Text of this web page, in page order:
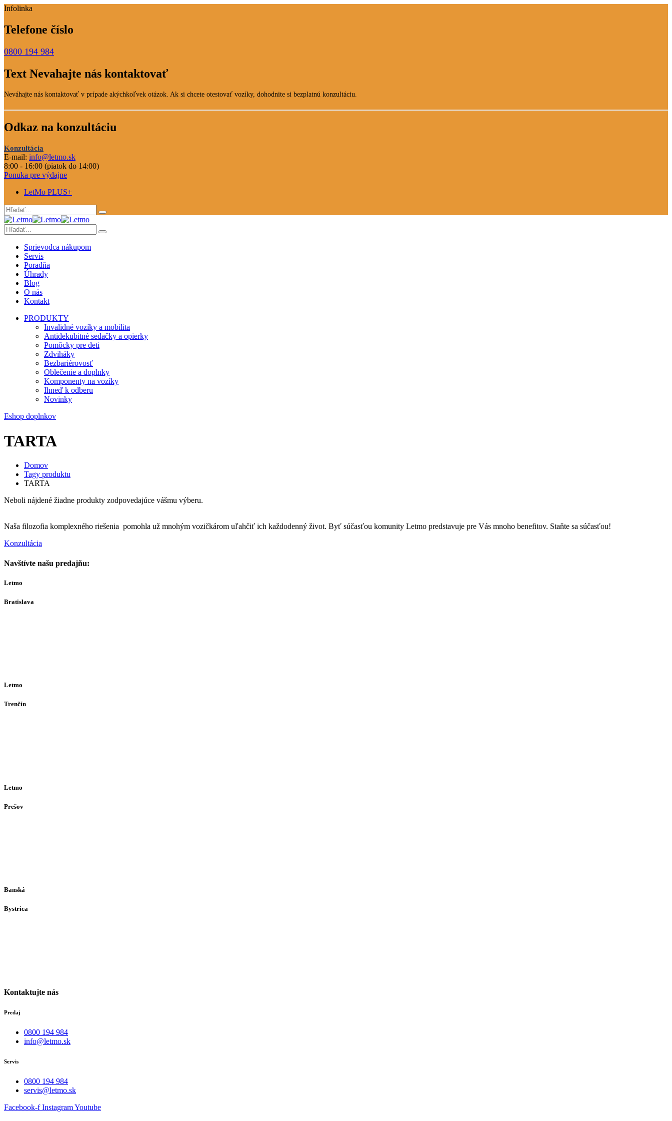
Infolinka
Telefone číslo
0800 194 984
Text Nevahajte nás kontaktovať
Neváhajte nás kontaktovať v prípade akýchkoľvek otázok. Ak si chcete otestovať vozíky, dohodnite si bezplatnú konzultáciu.
Odkaz na konzultáciu
Konzultácia
E-mail: info@letmo.sk
8:00 - 16:00 (piatok do 14:00)
Ponuka pre výdajne
LetMo PLUS+
Sprievodca nákupom
Servis
Poradňa
Úhrady
Blog
O nás
Kontakt
PRODUKTY
Invalidné vozíky a mobilita
Antidekubitné sedačky a opierky
Pomôcky pre deti
Zdviháky
Bezbariérovosť
Oblečenie a doplnky
Komponenty na vozíky
Ihneď k odberu
Novinky
Eshop doplnkov
TARTA
Domov
Tagy produktu
TARTA
Neboli nájdené žiadne produkty zodpovedajúce vášmu výberu.
Naša filozofia komplexného riešenia pomohla už mnohým vozičkárom uľahčiť ich každodenný život. Byť súčasťou komunity Letmo predstavuje pre Vás mnoho benefitov. Staňte sa súčasťou!
Konzultácia
Navštívte našu predajňu:
Letmo
Bratislava
Letmo
Trenčín
Letmo
Prešov
Banská
Bystrica
Kontaktujte nás
Predaj
0800 194 984
info@letmo.sk
Servis
0800 194 984
servis@letmo.sk
Facebook-f InstagramYoutube